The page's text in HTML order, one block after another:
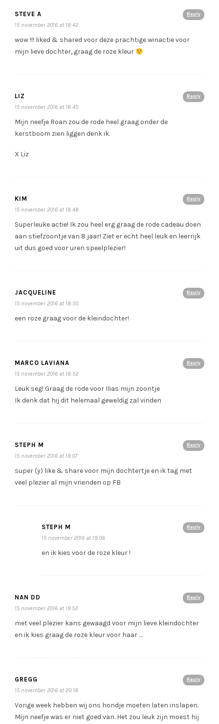
Reply
STEVE A
15 november 2016 at 18:42
wow !!! liked & shared voor deze prachtige winactie voor
mijn lieve dochter, graag de roze kleur
Reply
LIZ
15 november 2016 at 18:45
Mijn neefje Roan zou de rode heel graag onder de
kerstboom zien liggen denk ik.
X Liz
Reply
KIM
15 november 2016 at 18:48
Superleuke actie! Ik zou heel erg graag de rode cadeau doen
aan stiefzoontje van 8 jaar! Ziet er echt heel leuk en leerrijk
uit dus goed voor uren speelplezier!
Reply
JACQUELINE
15 november 2016 at 18:50
een roze graag voor de kleindochter!
Reply
MARCO LAVIANA
15 november 2016 at 18:52
Leuk seg! Graag de rode voor Ilias mijn zoontje
Ik denk dat hij dit helemaal geweldig zal vinden
Reply
STEPH M
15 november 2016 at 19:07
super (y) like & share voor mijn dochtertje en ik tag met
veel plezier al mijn vrienden op FB
Reply
STEPH M
15 november 2016 at 19:08
en ik kies voor de roze kleur !
Reply
NAN DD
15 november 2016 at 19:52
met veel plezier kans gewaagd voor mijn lieve kleindochter
en ik kies graag de roze kleur voor haar …
Reply
GREGG
15 november 2016 at 20:18
Vorige week hebben wij ons hondje moeten laten inslapen.
Mijn neefje was er niet goed van. Het zou leuk zijn moest hij